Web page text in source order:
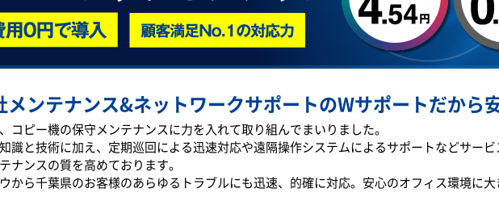
メンテナンス&ネットワークサポートのWサポートだから
コピー機の保守メンテナンスに力を入れて取り組んでまいりました。
識と技術に加え、定期巡回による迅速対応や遠隔操作システムによるサポートなどサー
ナンスの質を高めております。
から千葉県のお客様のあらゆるトラブルにも迅速、的確に対応。安心のオフィス環境に大